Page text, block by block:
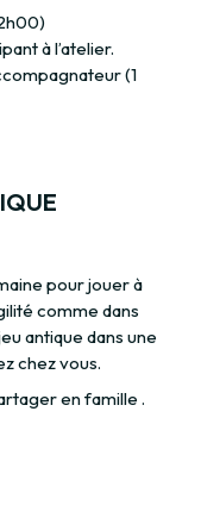
à l’atelier.
(1
pour jouer à
comme dans
antique dans une
chez vous.
en famille .